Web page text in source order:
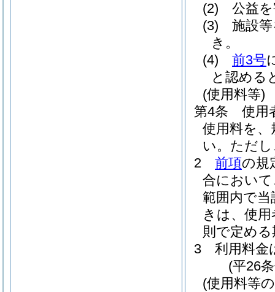
(2)
公益
(3)
施設
き。
(4)
前3号
と認める
(使用料等)
第4条
使用
使用料を
い。 ただ
2
前項の規
合において
範囲内で
きは、使
則で定め
3
利用料金
(平26
(使用料等